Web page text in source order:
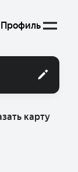
Профиль
карту